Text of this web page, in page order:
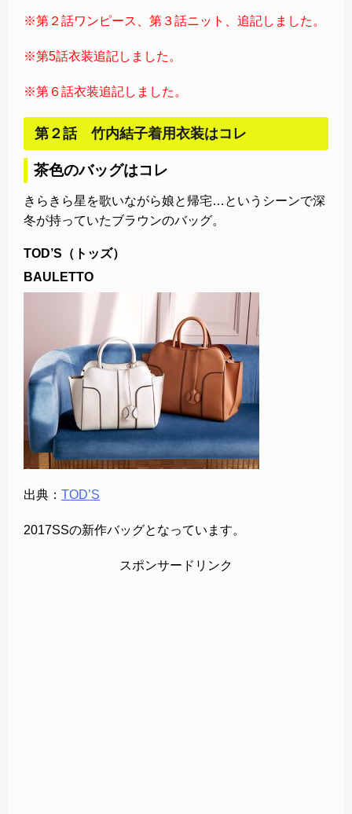
※第２話ワンピース、第３話ニット、追記しました。
※第5話衣装追記しました。
※第６話衣装追記しました。
第２話 竹内結子着用衣装はコレ
茶色のバッグはコレ
きらきら星を歌いながら娘と帰宅…というシーンで深
冬が持っていたブラウンのバッグ。
TOD’S（トッズ）
BAULETTO
出典： TOD’S
2017SSの新作バッグとなっています。
スポンサードリンク